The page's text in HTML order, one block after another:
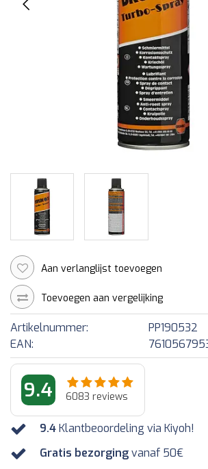
Aan verlanglijst toevoegen
Toevoegen aan vergelijking
Artikelnummer:
PP190532
EAN:
9.4 6083 reviews
9.4Klantbeoordeling via Kiyoh!
Gratis bezorgingvanaf 50€